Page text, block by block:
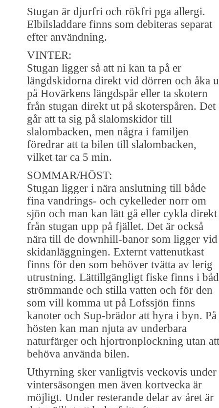
Stugan är djurfri och rökfri pga allergi.
Elbilsladdare finns som debiteras separat
efter användning.
VINTER:
Stugan ligger så att ni kan ta på er
längdskidorna direkt vid dörren och åka
på Hovärkens längdspår eller ta skotern
från stugan direkt ut på skoterspåren. Det
går att ta sig på slalomskidor till
slalombacken, men några i familjen
föredrar att ta bilen till slalombacken,
vilket tar ca 5 min.
SOMMAR/HÖST:
Stugan ligger i nära anslutning till både
fina vandrings- och cykelleder norr om
sjön och man kan lätt gå eller cykla direkt
från stugan upp på fjället. Det är också
nära till de downhill-banor som ligger vid
skidanläggningen. Externt vattenutkast
finns för den som behöver tvätta av lerig
utrustning. Lättillgängligt fiske finns i
strömmande och stilla vatten och för den
som vill komma ut på Lofssjön finns
kanoter och Sup-brädor att hyra i byn. På
hösten kan man njuta av underbara
naturfärger och hjortronplockning utan att
behöva använda bilen.
Uthyrning sker vanligtvis veckovis under
vintersäsongen men även kortvecka är
möjligt. Under resterande delar av året är